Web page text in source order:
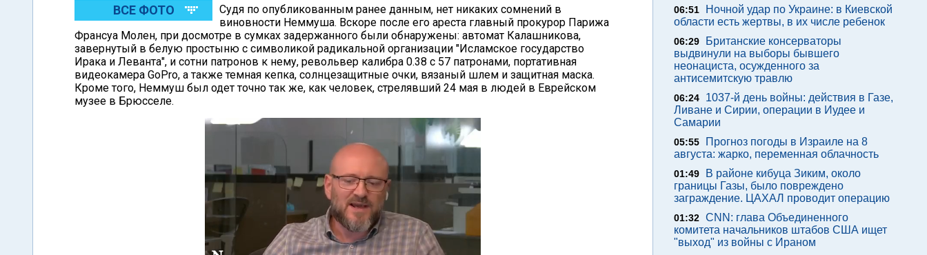
ВСЕ ФОТО
Судя по опубликованным ранее данным, нет никаких сомнений в
виновности Неммуша. Вскоре после его ареста главный прокурор Парижа
Франсуа Молен, при досмотре в сумках задержанного были обнаружены: автомат Калашникова,
завернутый в белую простыню с символикой радикальной организации "Исламское государство
Ирака и Леванта", и сотни патронов к нему, револьвер калибра 0.38 с 57 патронами, портативная
видеокамера GoPro, а также темная кепка, солнцезащитные очки, вязаный шлем и защитная маска.
Кроме того, Неммуш был одет точно так же, как человек, стрелявший 24 мая в людей в Еврейском
музее в Брюсселе.
06:51
Ночной удар по Украине: в Киевской
области есть жертвы, в их числе ребенок
06:29
Британские консерваторы
выдвинули на выборы бывшего
неонациста, осужденного за
антисемитскую травлю
06:24
1037-й день войны: действия в Газе,
Ливане и Сирии, операции в Иудее и
Самарии
05:55
Прогноз погоды в Израиле на 8
августа: жарко, переменная облачность
01:49
В районе кибуца Зиким, около
границы Газы, было повреждено
заграждение. ЦАХАЛ проводит операцию
01:32 CNN: глава Объединенного
комитета начальников штабов США ищет
"выход" из войны с Ираном